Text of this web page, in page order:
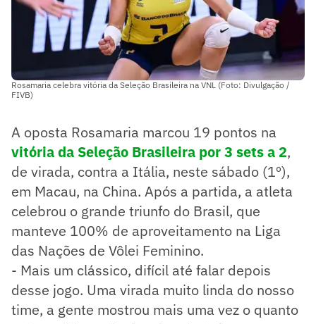
Rosamaria celebra vitória da Seleção Brasileira na VNL (Foto: Divulgação /
FIVB)
A oposta Rosamaria marcou 19 pontos na
vitória da Seleção Brasileira por 3 sets a 2,
de virada, contra a Itália, neste sábado (1º),
em Macau, na China. Após a partida, a atleta
celebrou o grande triunfo do Brasil, que
manteve 100% de aproveitamento na Liga
das Nações de Vôlei Feminino.
- Mais um clássico, difícil até falar depois
desse jogo. Uma virada muito linda do nosso
time, a gente mostrou mais uma vez o quanto